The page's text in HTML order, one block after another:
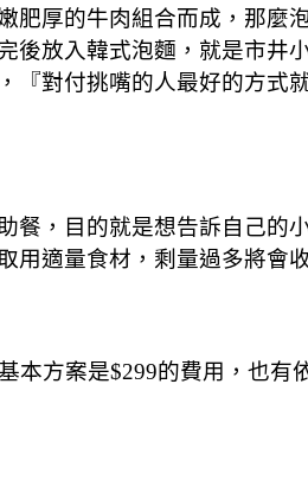
厚的牛肉組合而成，那麼
放入韓式泡麵，就是市井
對付挑嘴的人最好的方式
，目的就是想告訴自己的
適量食材，剩量過多將會
方案是$299的費用，也